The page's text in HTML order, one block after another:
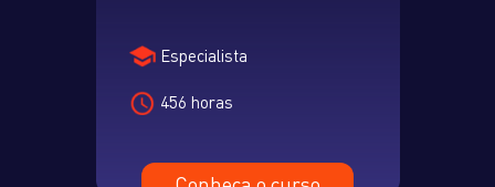
Especialista
456 horas